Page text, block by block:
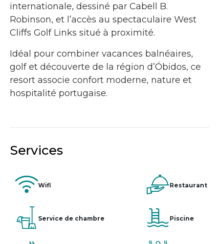
internationale, dessiné par Cabell B.
Robinson, et l’accès au spectaculaire West
Cliffs Golf Links situé à proximité.
Idéal pour combiner vacances balnéaires,
golf et découverte de la région d’Óbidos, ce
resort associe confort moderne, nature et
hospitalité portugaise.
Services
Wifi Restaurant
Service de chambre Piscine